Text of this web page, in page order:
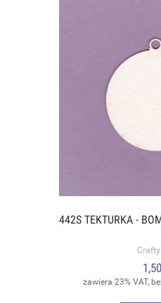
442S TEKTURKA -
zawiera 23% VAT,